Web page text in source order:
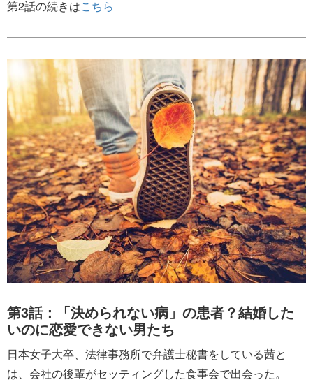
第2話の続きはこちら
第3話：「決められない病」の患者？結婚した
いのに恋愛できない男たち
日本女子大卒、法律事務所で弁護士秘書をしている茜と
は、会社の後輩がセッティングした食事会で出会った。